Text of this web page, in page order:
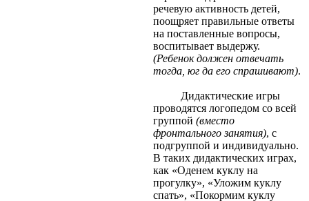
речевую активность детей,
поощряет правильные ответы
на поставленные вопросы,
воспитывает выдержу.
(Ребенок должен отвечать
тогда, юг да его спрашивают).
Дидактические игры
проводятся логопедом со всей
группой (вместо
фронтального занятия), с
подгруппой и индивидуально.
В таких дидактических играх,
как «Оденем куклу на
прогулку», «Уложим куклу
спать», «Покормим куклу